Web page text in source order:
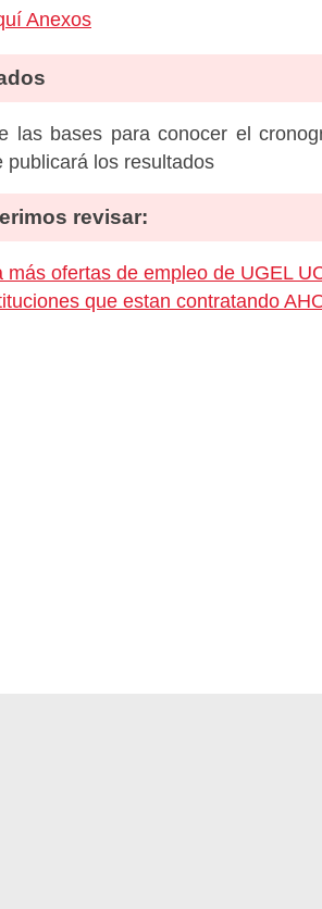
Anexos
las bases para conocer el
publicará los resultados
revisar:
más ofertas de empleo de UGEL
que estan contratando